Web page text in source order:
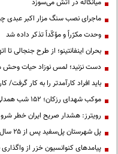
میانکاله در آتش می‌سوزد
ماجرای نصب سنگ مزار اکبر عبدی
وحدت مکرّراً و مؤکّداً تذکر داده شد
بحران اینفانتینو؛ از طرح جنجالی تا
دست نزنید؛ لمس نوزاد حیات وحش
باید افراد کارآمدتر را به کار
موکب شهدای رزکان؛ ۱۵۲ شب همدلی، خدمت و میزبانی از مردم ولایت‌مدار شهریار
رویترز: هشدار صریح ایران خطر
پل شهرستان پل‌سفید پس از ۲۵ سال به مرحله بهره‌برداری رسید
پیامدهای کنوانسیون خزر از